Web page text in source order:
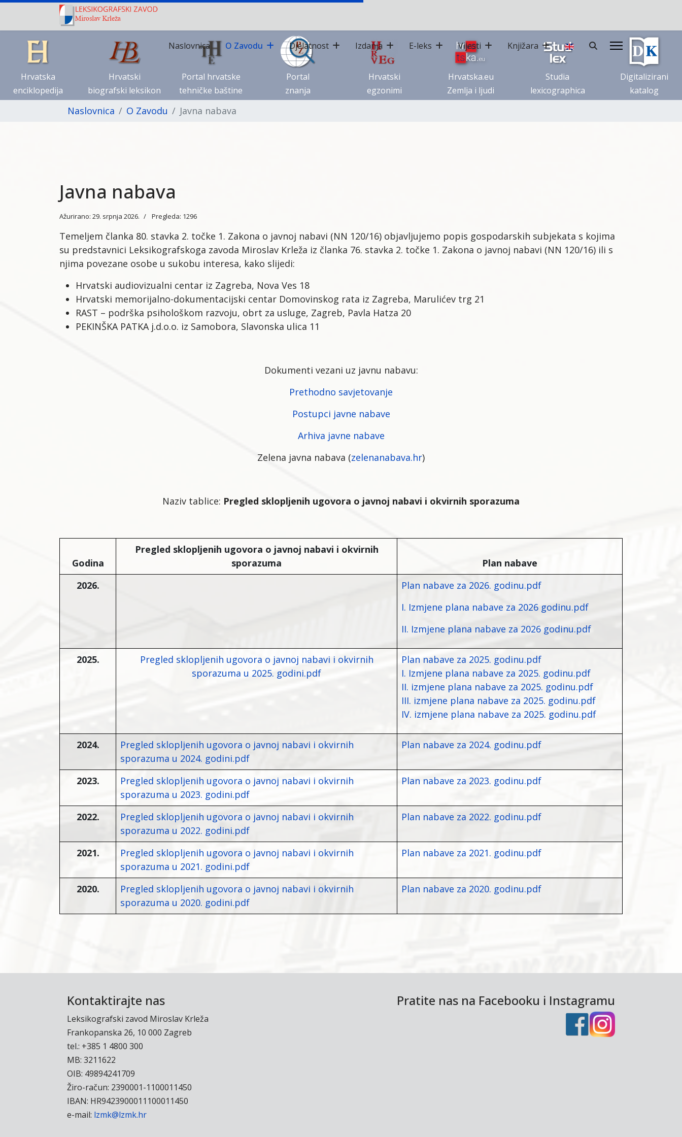
Naslovnica O Zavodu Djelatnost Izdanja E-leks Vijesti Knjižara
Hrvatska
enciklopedija
Hrvatski
biografski leksikon
Portal hrvatske
tehničke baštine
Portal
znanja
Hrvatski
egzonimi
Hrvatska.eu
Zemlja i ljudi
Studia
lexicographica
Digitalizirani
katalog
Naslovnica O Zavodu Javna nabava
Javna nabava
Ažurirano: 29. srpnja 2026. Pregleda: 1296
Temeljem članka 80. stavka 2. točke 1. Zakona o javnoj nabavi (NN 120/16) objavljujemo popis gospodarskih subjekata s kojima
su predstavnici Leksikografskoga zavoda Miroslav Krleža iz članka 76. stavka 2. točke 1. Zakona o javnoj nabavi (NN 120/16) ili s
njima povezane osobe u sukobu interesa, kako slijedi:
Hrvatski audiovizualni centar iz Zagreba, Nova Ves 18
Hrvatski memorijalno-dokumentacijski centar Domovinskog rata iz Zagreba, Marulićev trg 21
RAST – podrška psihološkom razvoju, obrt za usluge, Zagreb, Pavla Hatza 20
PEKINŠKA PATKA j.d.o.o. iz Samobora, Slavonska ulica 11
Dokumenti vezani uz javnu nabavu:
Prethodno savjetovanje
Postupci javne nabave
Arhiva javne nabave
Zelena javna nabava (zelenanabava.hr)
Naziv tablice: Pregled sklopljenih ugovora o javnoj nabavi i okvirnih sporazuma
Godina
Pregled sklopljenih ugovora o javnoj nabavi i okvirnih
sporazuma
Plan nabave
2026.
Plan nabave za 2026. godinu.pdf
I. Izmjene plana nabave za 2026 godinu.pdf
II. Izmjene plana nabave za 2026 godinu.pdf
2025.
Pregled sklopljenih ugovora o javnoj nabavi i okvirnih
sporazuma u 2025. godini.pdf
Plan nabave za 2025. godinu.pdf
I. Izmjene plana nabave za 2025. godinu.pdf
II. izmjene plana nabave za 2025. godinu.pdf
III. izmjene plana nabave za 2025. godinu.pdf
IV. izmjene plana nabave za 2025. godinu.pdf
2024.
Pregled sklopljenih ugovora o javnoj nabavi i okvirnih
sporazuma u 2024. godini.pdf
Plan nabave za 2024. godinu.pdf
2023.
Pregled sklopljenih ugovora o javnoj nabavi i okvirnih
sporazuma u 2023. godini.pdf
Plan nabave za 2023. godinu.pdf
2022.
Pregled sklopljenih ugovora o javnoj nabavi i okvirnih
sporazuma u 2022. godini.pdf
Plan nabave za 2022. godinu.pdf
2021.
Pregled sklopljenih ugovora o javnoj nabavi i okvirnih
sporazuma u 2021. godini.pdf
Plan nabave za 2021. godinu.pdf
2020.
Pregled sklopljenih ugovora o javnoj nabavi i okvirnih
sporazuma u 2020. godini.pdf
Plan nabave za 2020. godinu.pdf
Kontaktirajte nas
Leksikografski zavod Miroslav Krleža
Frankopanska 26, 10 000 Zagreb
tel.: +385 1 4800 300
MB: 3211622
OIB: 49894241709
Žiro-račun: 2390001-1100011450
IBAN: HR9423900011100011450
e-mail: lzmk@lzmk.hr
Pratite nas na Facebooku i Instagramu